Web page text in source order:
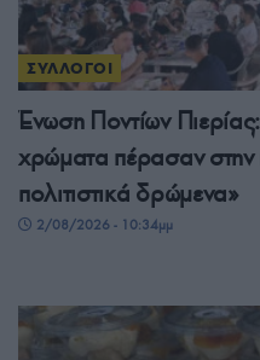
ΣΥΛΛΟΓΟΙ
Ένωση Ποντίων
χρώματα πέρασαν στην
πολιτιστικά δρώμενα»
2/08/2026 - 10:34μμ